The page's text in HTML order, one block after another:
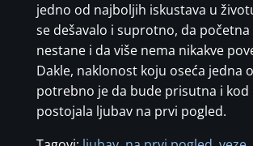
jedno od najboljih iskustava u
se dešavalo i suprotno, da
nestane i da više nema nikakve
Dakle, naklonost koju oseća jedna
potrebno je da bude prisutna i kod
postojala ljubav na prvi pogled.